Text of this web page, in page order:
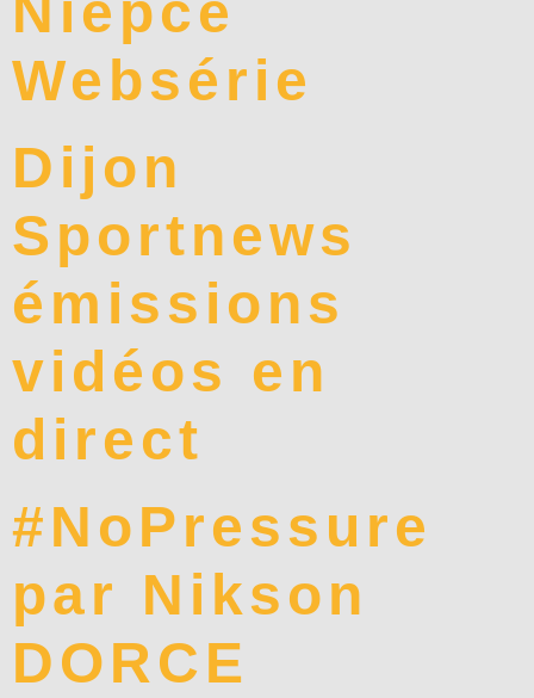
Niépce
Websérie
Dijon
Sportnews
émissions
vidéos en
direct
#NoPressure
par Nikson
DORCE